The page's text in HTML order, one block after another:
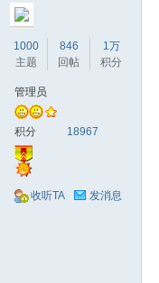
1000
主题
846
回帖
1万
积分
管理员
积分 18967
收听TA 发消息